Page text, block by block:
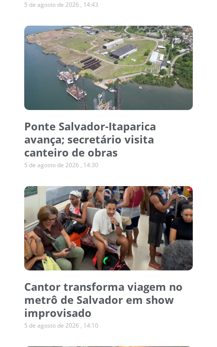
5 de agosto de 2026 14:43
Ponte Salvador-Itaparica
avança; secretário visita
canteiro de obras
5 de agosto de 2026 14:30
Cantor transforma viagem no
metrô de Salvador em show
improvisado
5 de agosto de 2026 14:10